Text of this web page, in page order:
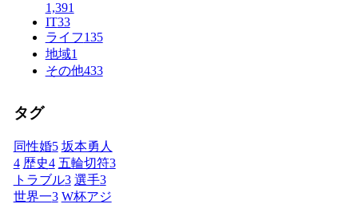
1,391
IT33
ライフ135
地域1
その他433
タグ
同性婚5 坂本勇人
4 歴史4 五輪切符3
トラブル3 選手3
世界一3 W杯アジ